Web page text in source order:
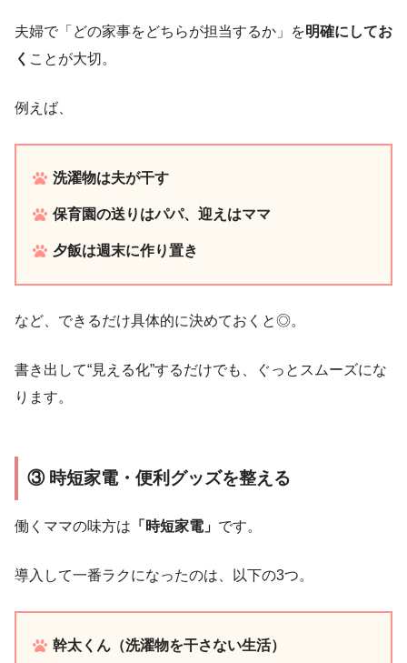
夫婦で「どの家事をどちらが担当するか」を明確にしてお
く ことが大切。
例えば、
洗濯物は夫が干す
保育園の送りはパパ、迎えはママ
夕飯は週末に作り置き
など、できるだけ具体的に決めておくと◎。
書き出して“見える化”するだけでも、ぐっとスムーズにな
ります。
③ 時短家電・便利グッズを整える
働くママの味方は 「時短家電」 です。
導入して一番ラクになったのは、以下の3つ。
幹太くん（洗濯物を干さない生活）